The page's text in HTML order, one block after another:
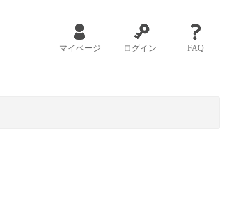
マイページ ログイン FAQ